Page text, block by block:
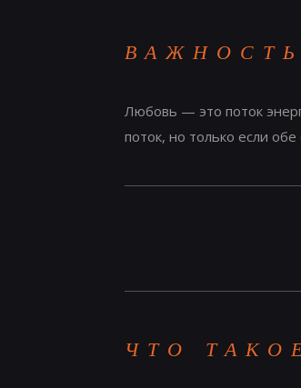
Любовь — это поток
поток, но только если
ЧТО